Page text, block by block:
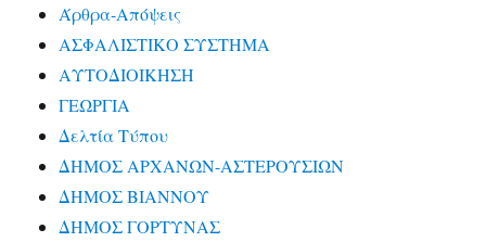
Άρθρα-Απόψεις
ΑΣΦΑΛΙΣΤΙΚΟ ΣΥΣΤΗΜΑ
ΑΥΤΟΔΙΟΙΚΗΣΗ
ΓΕΩΡΓΙΑ
Δελτία Τύπου
ΔΗΜΟΣ ΑΡΧΑΝΩΝ-ΑΣΤΕΡΟΥΣΙΩΝ
ΔΗΜΟΣ ΒΙΑΝΝΟΥ
ΔΗΜΟΣ ΓΟΡΤΥΝΑΣ